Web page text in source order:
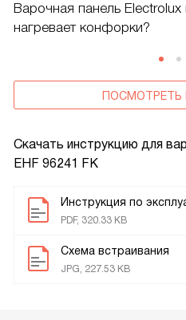
Скачать инструкцию для
EHF 96241 FK
Инструкция по
PDF, 320.33 KB
Схема встраивания
JPG, 227.53 KB
Варочная панель
нагревает конфорки?
ПОСМОТРЕТЬ